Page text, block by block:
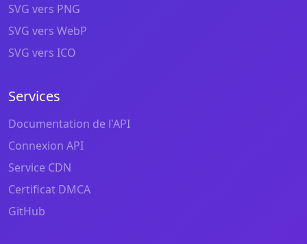
SVG vers PNG
SVG vers WebP
SVG vers ICO
Services
Documentation de l'API
Connexion API
Service CDN
Certificat DMCA
GitHub